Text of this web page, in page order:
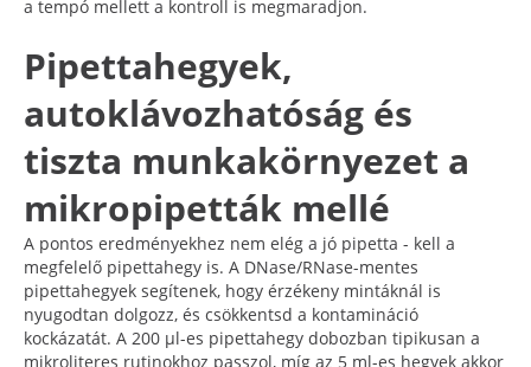
a tempó mellett a kontroll is megmaradjon.
Pipettahegyek,
autoklávozhatóság és
tiszta munkakörnyezet a
mikropipetták mellé
A pontos eredményekhez nem elég a jó pipetta - kell a
megfelelő pipettahegy is. A DNase/RNase-mentes
pipettahegyek segítenek, hogy érzékeny mintáknál is
nyugodtan dolgozz, és csökkentsd a kontamináció
kockázatát. A 200 µl-es pipettahegy dobozban tipikusan a
mikroliteres rutinokhoz passzol, míg az 5 ml-es hegyek akkor